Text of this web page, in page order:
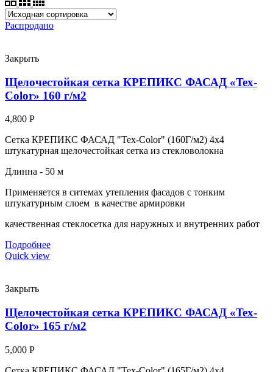
Распродано
Закрыть
Щелочестойкая сетка КРЕПИКС ФАСАД «Tex-
Color» 160 г/м2
4,800 Р
Сетка КРЕПИКС ФАСАД "Tex-Color" (160Г/м2) 4х4
штукатурная щелочестойкая сетка из стекловолокна
Длинна - 50 м
Применяется в ситемах утепления фасадов с тонким
штукатурным слоем в качестве армировки
качественная стеклосетка для наружных и внутренних работ
Подробнее
Quick view
Закрыть
Щелочестойкая сетка КРЕПИКС ФАСАД «Tex-
Color» 165 г/м2
5,000 Р